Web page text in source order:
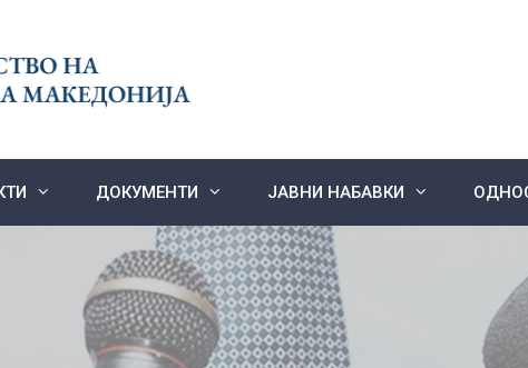
ДОКУМЕНТИ ЈАВНИ НАБАВКИ